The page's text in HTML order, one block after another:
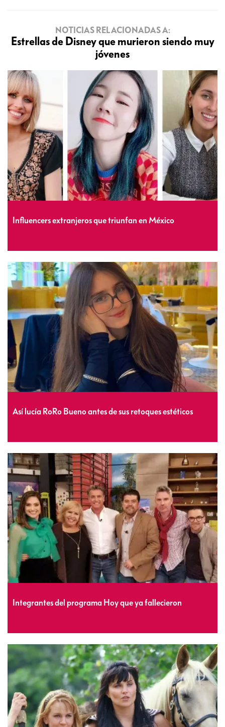
NOTICIAS RELACIONADAS A:
Estrellas de Disney que murieron siendo muy
jóvenes
Influencers extranjeros que triunfan en México
Así lucía RoRo Bueno antes de sus retoques estéticos
Integrantes del programa Hoy que ya fallecieron